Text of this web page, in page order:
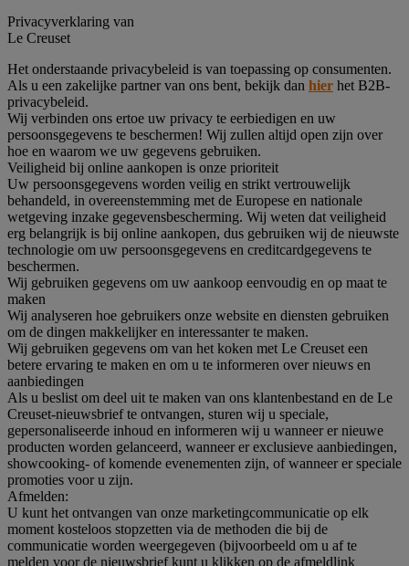
Privacyverklaring van
Le Creuset
Het onderstaande privacybeleid is van toepassing op consumenten.
Als u een zakelijke partner van ons bent, bekijk dan hier het B2B-
privacybeleid.
Wij verbinden ons ertoe uw privacy te eerbiedigen en uw
persoonsgegevens te beschermen! Wij zullen altijd open zijn over
hoe en waarom we uw gegevens gebruiken.
Veiligheid bij online aankopen is onze prioriteit
Uw persoonsgegevens worden veilig en strikt vertrouwelijk
behandeld, in overeenstemming met de Europese en nationale
wetgeving inzake gegevensbescherming. Wij weten dat veiligheid
erg belangrijk is bij online aankopen, dus gebruiken wij de nieuwste
technologie om uw persoonsgegevens en creditcardgegevens te
beschermen.
Wij gebruiken gegevens om uw aankoop eenvoudig en op maat te
maken
Wij analyseren hoe gebruikers onze website en diensten gebruiken
om de dingen makkelijker en interessanter te maken.
Wij gebruiken gegevens om van het koken met Le Creuset een
betere ervaring te maken en om u te informeren over nieuws en
aanbiedingen
Als u beslist om deel uit te maken van ons klantenbestand en de Le
Creuset-nieuwsbrief te ontvangen, sturen wij u speciale,
gepersonaliseerde inhoud en informeren wij u wanneer er nieuwe
producten worden gelanceerd, wanneer er exclusieve aanbiedingen,
showcooking- of komende evenementen zijn, of wanneer er speciale
promoties voor u zijn.
Afmelden:
U kunt het ontvangen van onze marketingcommunicatie op elk
moment kosteloos stopzetten via de methoden die bij de
communicatie worden weergegeven (bijvoorbeeld om u af te
melden voor de nieuwsbrief kunt u klikken op de afmeldlink